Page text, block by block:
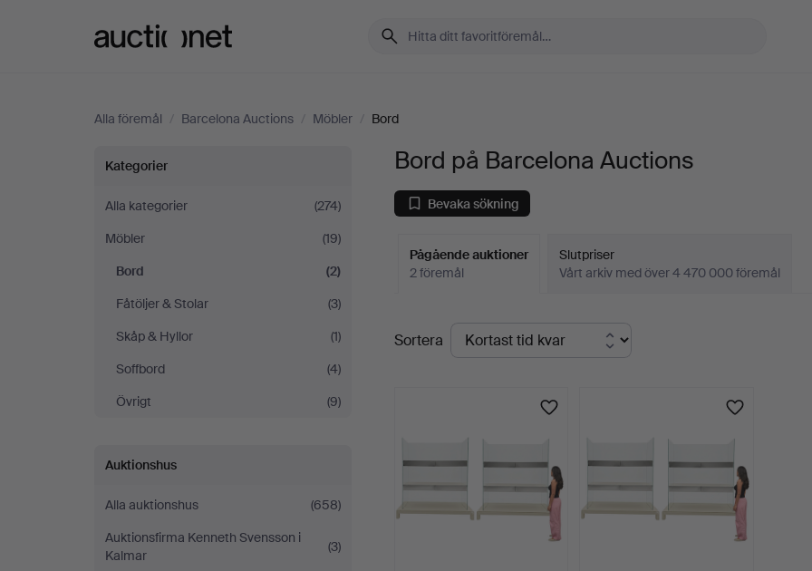
Alla föremål / Barcelona Auctions / Möbler / Bord
Bord
på
Barcelona
Auctions
Kategorier
Alla kategorier
(274)
Möbler
(19)
Bord
(2)
Fåtöljer & Stolar
(3)
Skåp & Hyllor
(1)
Soffbord
(4)
Övrigt
(9)
Auktionshus
Alla auktionshus
(658)
Auktionsfirma Kenneth Svensson i
Kalmar
(3)
Bord på Barcelona Auctions
Bevaka sökning
Pågående auktioner
2 föremål
Slutpriser
Vårt arkiv med över 4 470 000 föremål
Pågående
auktioner
Sortera